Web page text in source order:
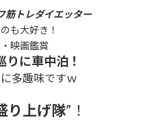
筋トレダイエッター
も大好き！
映画鑑賞
に車中泊！
多趣味ですｗ
り上げ隊”！